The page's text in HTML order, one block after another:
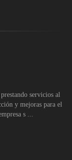
servicios al
y mejoras para el
s ...